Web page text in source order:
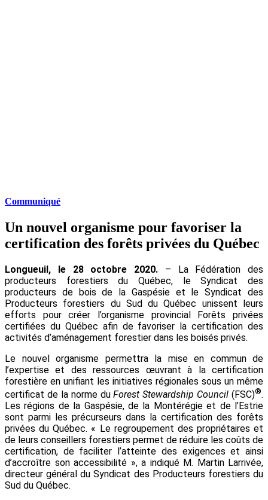
Communiqué
Un nouvel organisme pour favoriser la
certification des forêts privées du Québec
Longueuil, le 28 octobre 2020. – La Fédération des
producteurs forestiers du Québec, le Syndicat des
producteurs de bois de la Gaspésie et le Syndicat des
Producteurs forestiers du Sud du Québec unissent leurs
efforts pour créer l’organisme provincial Forêts privées
certifiées du Québec afin de favoriser la certification des
activités d’aménagement forestier dans les boisés privés.
Le nouvel organisme permettra la mise en commun de
l’expertise et des ressources œuvrant à la certification
forestière en unifiant les initiatives régionales sous un même
certificat de la norme duForest Stewardship Council (FSC)®.
Les régions de la Gaspésie, de la Montérégie et de l’Estrie
sont parmi les précurseurs dans la certification des forêts
privées du Québec. « Le regroupement des propriétaires et
de leurs conseillers forestiers permet de réduire les coûts de
certification, de faciliter l’atteinte des exigences et ainsi
d’accroître son accessibilité », a indiqué M. Martin Larrivée,
directeur général du Syndicat des Producteurs forestiers du
Sud du Québec.